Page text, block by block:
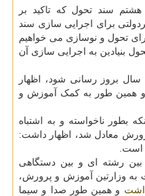
سند تحول که تاکید بر
برای اجرایی سازی سند
تحول و نوسازی می خواهیم
بنیادین به اجرایی سازی آن
سال بروز رسانی شود، اظهار
همین طور به کمک آموزش و
بطور ناخواسته و به اشتباه
معادل شد، اظهار داشت:
است.
بین رشته ای و بین دستگاهی
به وزارتین آموزش و پرورش،
و همین طور صدا و سیما